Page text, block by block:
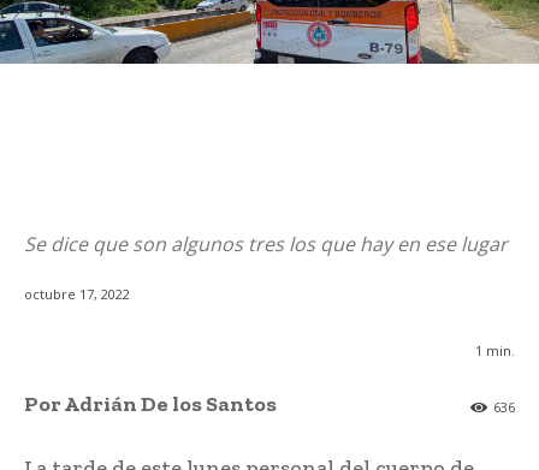
Se dice que son algunos tres los que hay en ese lugar
octubre 17, 2022
1 min.
636
Por Adrián De los Santos